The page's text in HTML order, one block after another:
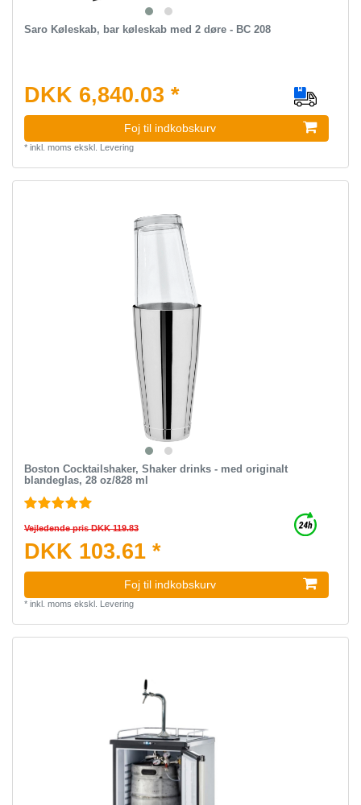
Saro Køleskab, bar køleskab med 2 døre - BC 208
DKK 6,840.03 *
Foj til indkobskurv
* inkl. moms ekskl. Levering
Boston Cocktailshaker, Shaker drinks - med originalt
blandeglas, 28 oz/828 ml
Vejledende pris DKK 119.83
DKK 103.61 *
Foj til indkobskurv
* inkl. moms ekskl. Levering